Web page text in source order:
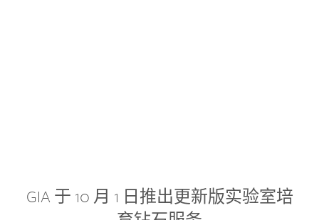
GIA 于 10 月 1 日推出更新版实验室培